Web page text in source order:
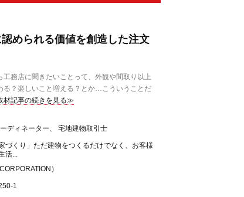
められる価値を創造した注文
務店に聞きたいことって、外観や間取り以上
る？楽しいこと増える？とか…こういうことだ
材記事の続きを見る≫
ディネーター、 宅地建物取引士
づくり」ただ建物をつくるだけでなく、お客様
活...
）
1